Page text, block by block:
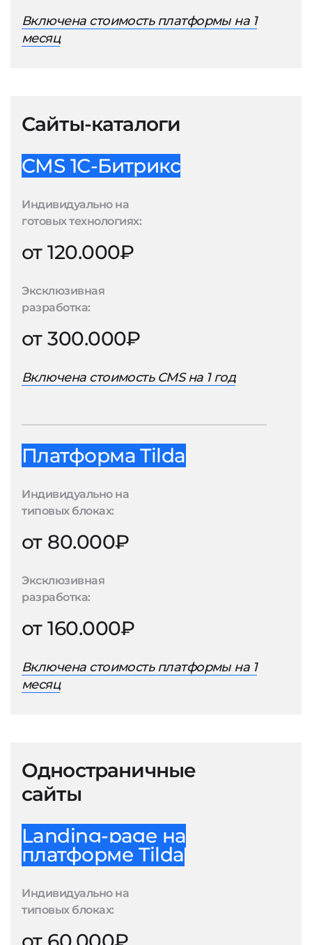
Включена стоимость платформы на 1
месяц
Сайты-каталоги
CMS 1С-Битрикс
Индивидуально на
готовых технологиях:
от 120.000₽
Эксклюзивная
разработка:
от 300.000₽
Включена стоимость CMS на 1 год
Платформа Tilda
Индивидуально на
типовых блоках:
от 80.000₽
Эксклюзивная
разработка:
от 160.000₽
Включена стоимость платформы на 1
месяц
Одностраничные
сайты
Landing-page на
платформе Tilda
Индивидуально на
типовых блоках: